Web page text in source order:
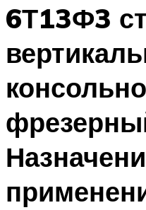
6Т13Ф3